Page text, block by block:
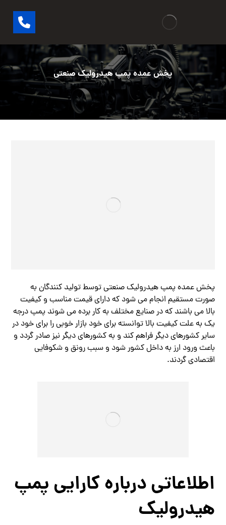
پخش عمده پمپ هیدرولیک صنعتی
پخش عمده پمپ هیدرولیک صنعتی توسط تولید کنندگان به
صورت مستقیم انجام می شود که دارای قیمت مناسب و کیفیت
بالا می باشند که در صنایع مختلف به کار برده می شوند پمپ درجه
یک به علت کیفیت بالا توانسته برای خود بازار خوبی را برای خود در
سایر کشورهای دیگر فراهم کند و به کشورهای دیگر نیز صادر گردد و
باعث ورود ارز به داخل کشور شود و سبب رونق و شکوفایی
اقتصادی گردند.
اطلاعاتی درباره کارایی پمپ
هیدرولیک